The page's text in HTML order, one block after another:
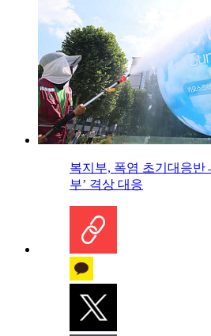
복지부, 폭염 초기대응
부’ 격상 대응